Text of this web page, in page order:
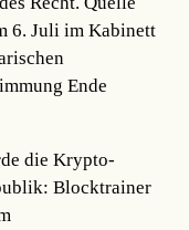
6. Juli im Kabinett
Ende
die Krypto-
Blocktrainer